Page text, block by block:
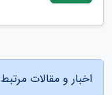
اخبار و مقالات مرتبط